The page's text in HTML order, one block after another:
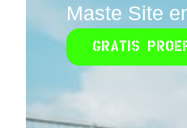
Maste Site
GRATIS